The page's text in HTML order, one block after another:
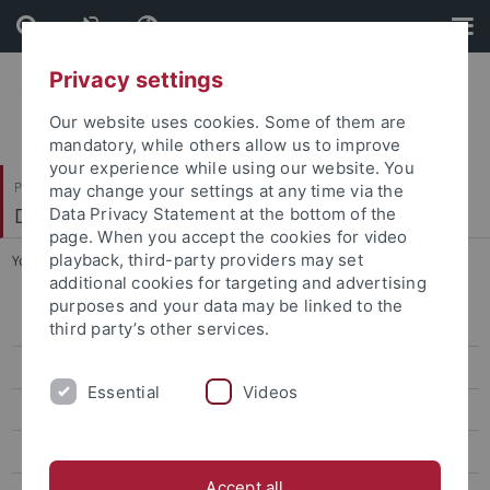
Skip
to
content
Skip
to
footer
Philosophische Fakultät
Deutsches Seminar
You are here: Startseite ... Tübinger Hans Mayer Lecture
Personen
Erasmus+
Privacy settings
Our website uses cookies. Some of them are
mandatory, while others allow us to improve
your experience while using our website. You
may change your settings at any time via the
Data Privacy Statement at the bottom of the
page. When you accept the cookies for video
playback, third-party providers may set
additional cookies for targeting and advertising
purposes and your data may be linked to the
third party’s other services.
Essential Videos